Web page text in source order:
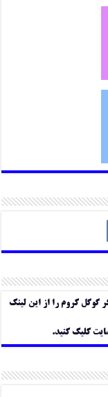
گوگل کروم را از این لینک
کلیک کنید.